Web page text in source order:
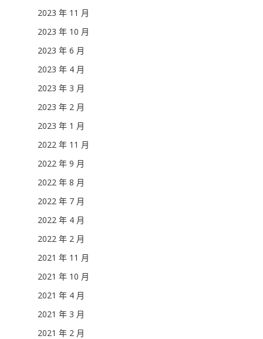
2023 年 11 月
2023 年 10 月
2023 年 6 月
2023 年 4 月
2023 年 3 月
2023 年 2 月
2023 年 1 月
2022 年 11 月
2022 年 9 月
2022 年 8 月
2022 年 7 月
2022 年 4 月
2022 年 2 月
2021 年 11 月
2021 年 10 月
2021 年 4 月
2021 年 3 月
2021 年 2 月